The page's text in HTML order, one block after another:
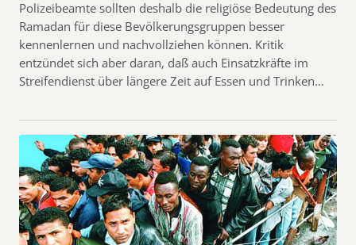
Polizeibeamte sollten deshalb die religiöse Bedeutung des
Ramadan für diese Bevölkerungsgruppen besser
kennenlernen und nachvollziehen können. Kritik
entzündet sich aber daran, daß auch Einsatzkräfte im
Streifendienst über längere Zeit auf Essen und Trinken…